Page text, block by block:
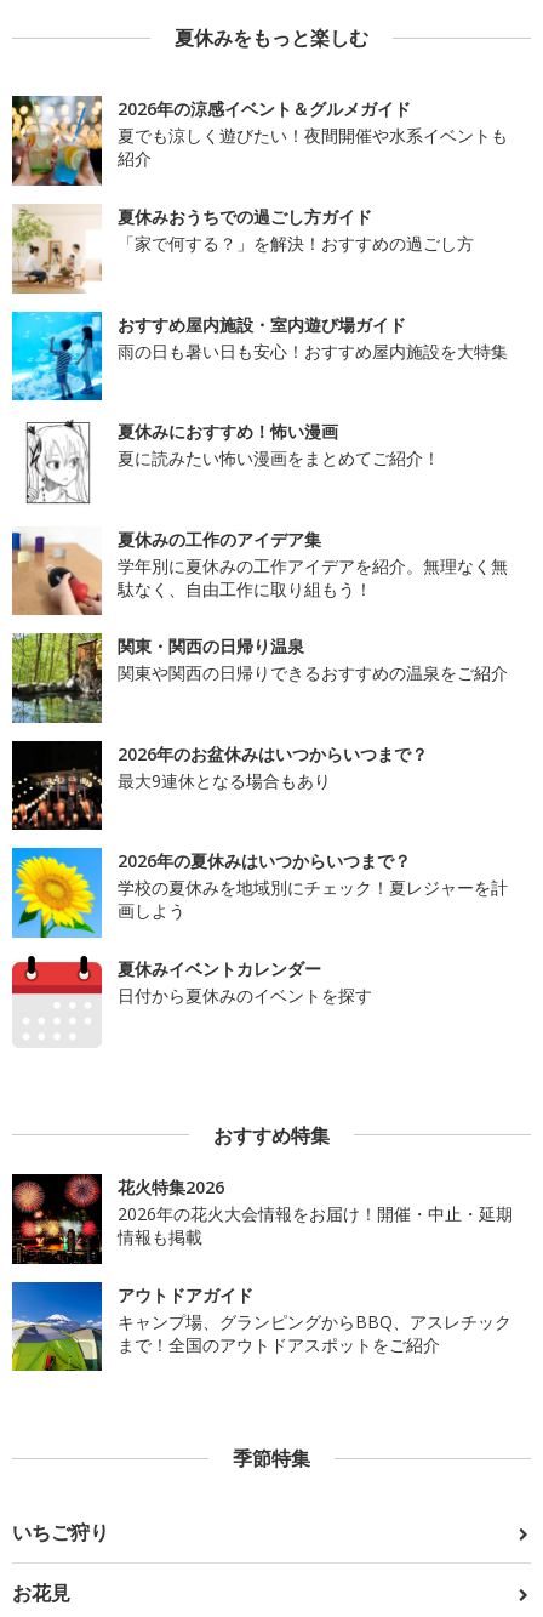
夏休みをもっと楽しむ
2026年の涼感イベント＆グルメガイド
夏でも涼しく遊びたい！夜間開催や水系イベントも
紹介
夏休みおうちでの過ごし方ガイド
「家で何する？」を解決！おすすめの過ごし方
おすすめ屋内施設・室内遊び場ガイド
雨の日も暑い日も安心！おすすめ屋内施設を大特集
夏休みにおすすめ！怖い漫画
夏に読みたい怖い漫画をまとめてご紹介！
夏休みの工作のアイデア集
学年別に夏休みの工作アイデアを紹介。無理なく無
駄なく、自由工作に取り組もう！
関東・関西の日帰り温泉
関東や関西の日帰りできるおすすめの温泉をご紹介
2026年のお盆休みはいつからいつまで？
最大9連休となる場合もあり
2026年の夏休みはいつからいつまで？
学校の夏休みを地域別にチェック！夏レジャーを計
画しよう
夏休みイベントカレンダー
日付から夏休みのイベントを探す
おすすめ特集
花火特集2026
2026年の花火大会情報をお届け！開催・中止・延期
情報も掲載
アウトドアガイド
キャンプ場、グランピングからBBQ、アスレチック
まで！全国のアウトドアスポットをご紹介
季節特集
いちご狩り
お花見